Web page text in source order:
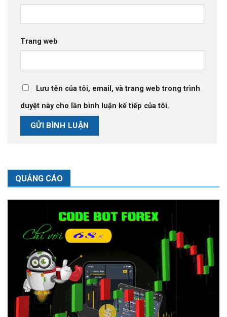
Trang web
Lưu tên của tôi, email, và trang web trong trình
duyệt này cho lần bình luận kế tiếp của tôi.
QUẢNG CÁO